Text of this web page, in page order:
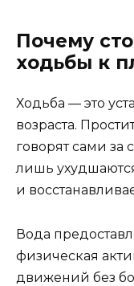
Почему
ходьбы к
Ходьба — это
возраста.
говорят сами за
лишь
и
Вода
физическая
движений без